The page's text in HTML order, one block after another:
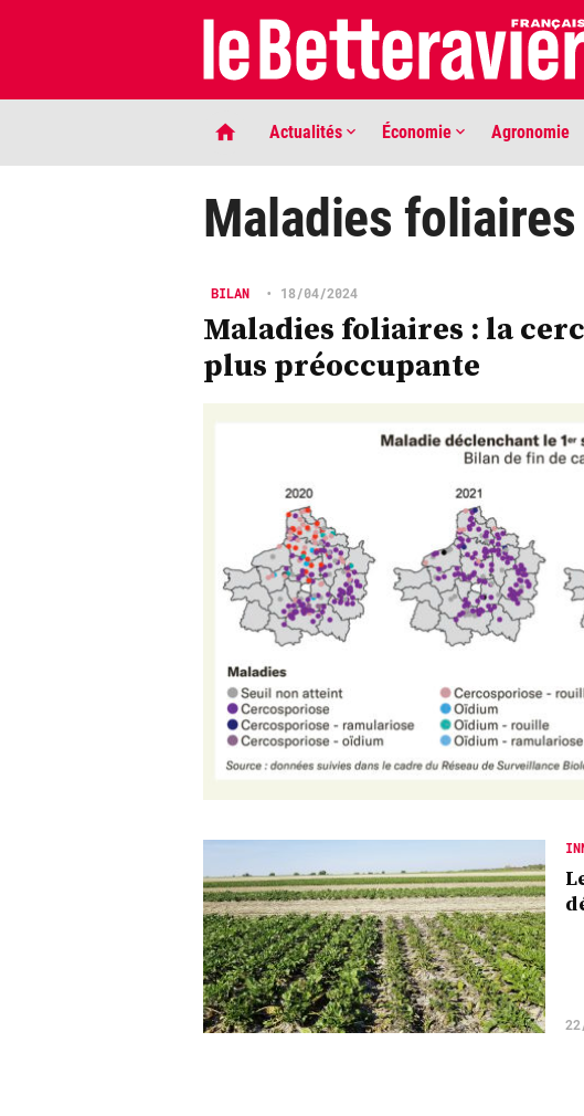
Actualités Économie Agronomie
Phaco quand tu nous tiens …
Maladies foliaires
BILAN • 18/04/2024
Maladies foliaires : la
plus préoccupante